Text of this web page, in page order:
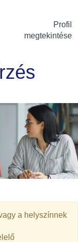
Profil
megtekintése
a helyszínnek